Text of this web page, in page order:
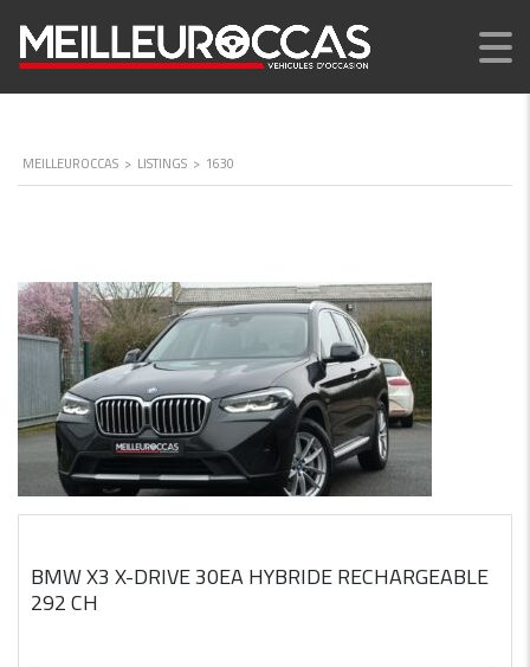
MEILLEUROCCAS > LISTINGS > 1630
BMW X3 X-DRIVE 30EA HYBRIDE RECHARGEABLE
292 CH